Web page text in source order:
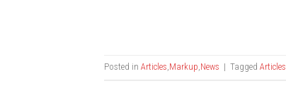
Posted in Articles,Markup,News | Tagged Articles